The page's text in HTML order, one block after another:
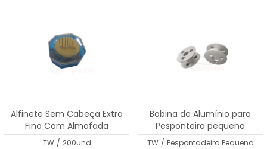
Alfinete Sem Cabeça Extra
Fino Com Almofada
TW / 200und
Bobina de Alumínio para
Pesponteira pequena
TW / Pespontadeira Pequena